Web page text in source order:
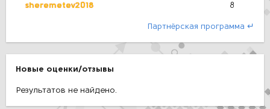
sheremetev2018 8
Партнёрская программа ↵
Новые оценки/отзывы
Результатов не найдено.